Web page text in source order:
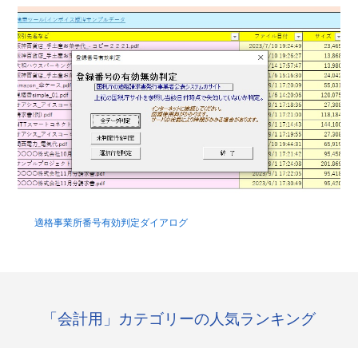
適格事業所番号有効判定ダイアログ
「会計用」カテゴリーの人気ランキング